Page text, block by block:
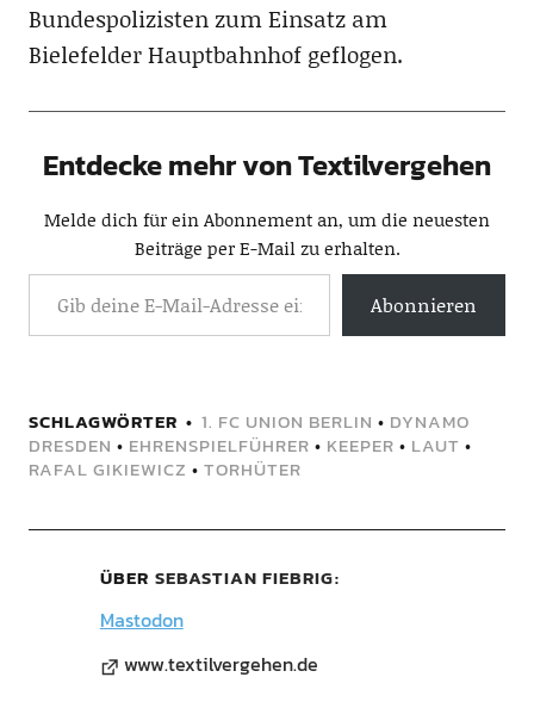
Bundespolizisten zum Einsatz am
Bielefelder Hauptbahnhof geflogen.
Entdecke mehr von Textilvergehen
Melde dich für ein Abonnement an, um die neuesten
Beiträge per E-Mail zu erhalten.
Abonnieren
SCHLAGWÖRTER 1. FC UNION BERLIN • DYNAMO
DRESDEN • EHRENSPIELFÜHRER • KEEPER • LAUT •
RAFAL GIKIEWICZ • TORHÜTER
ÜBER SEBASTIAN FIEBRIG
Mastodon
www.textilvergehen.de